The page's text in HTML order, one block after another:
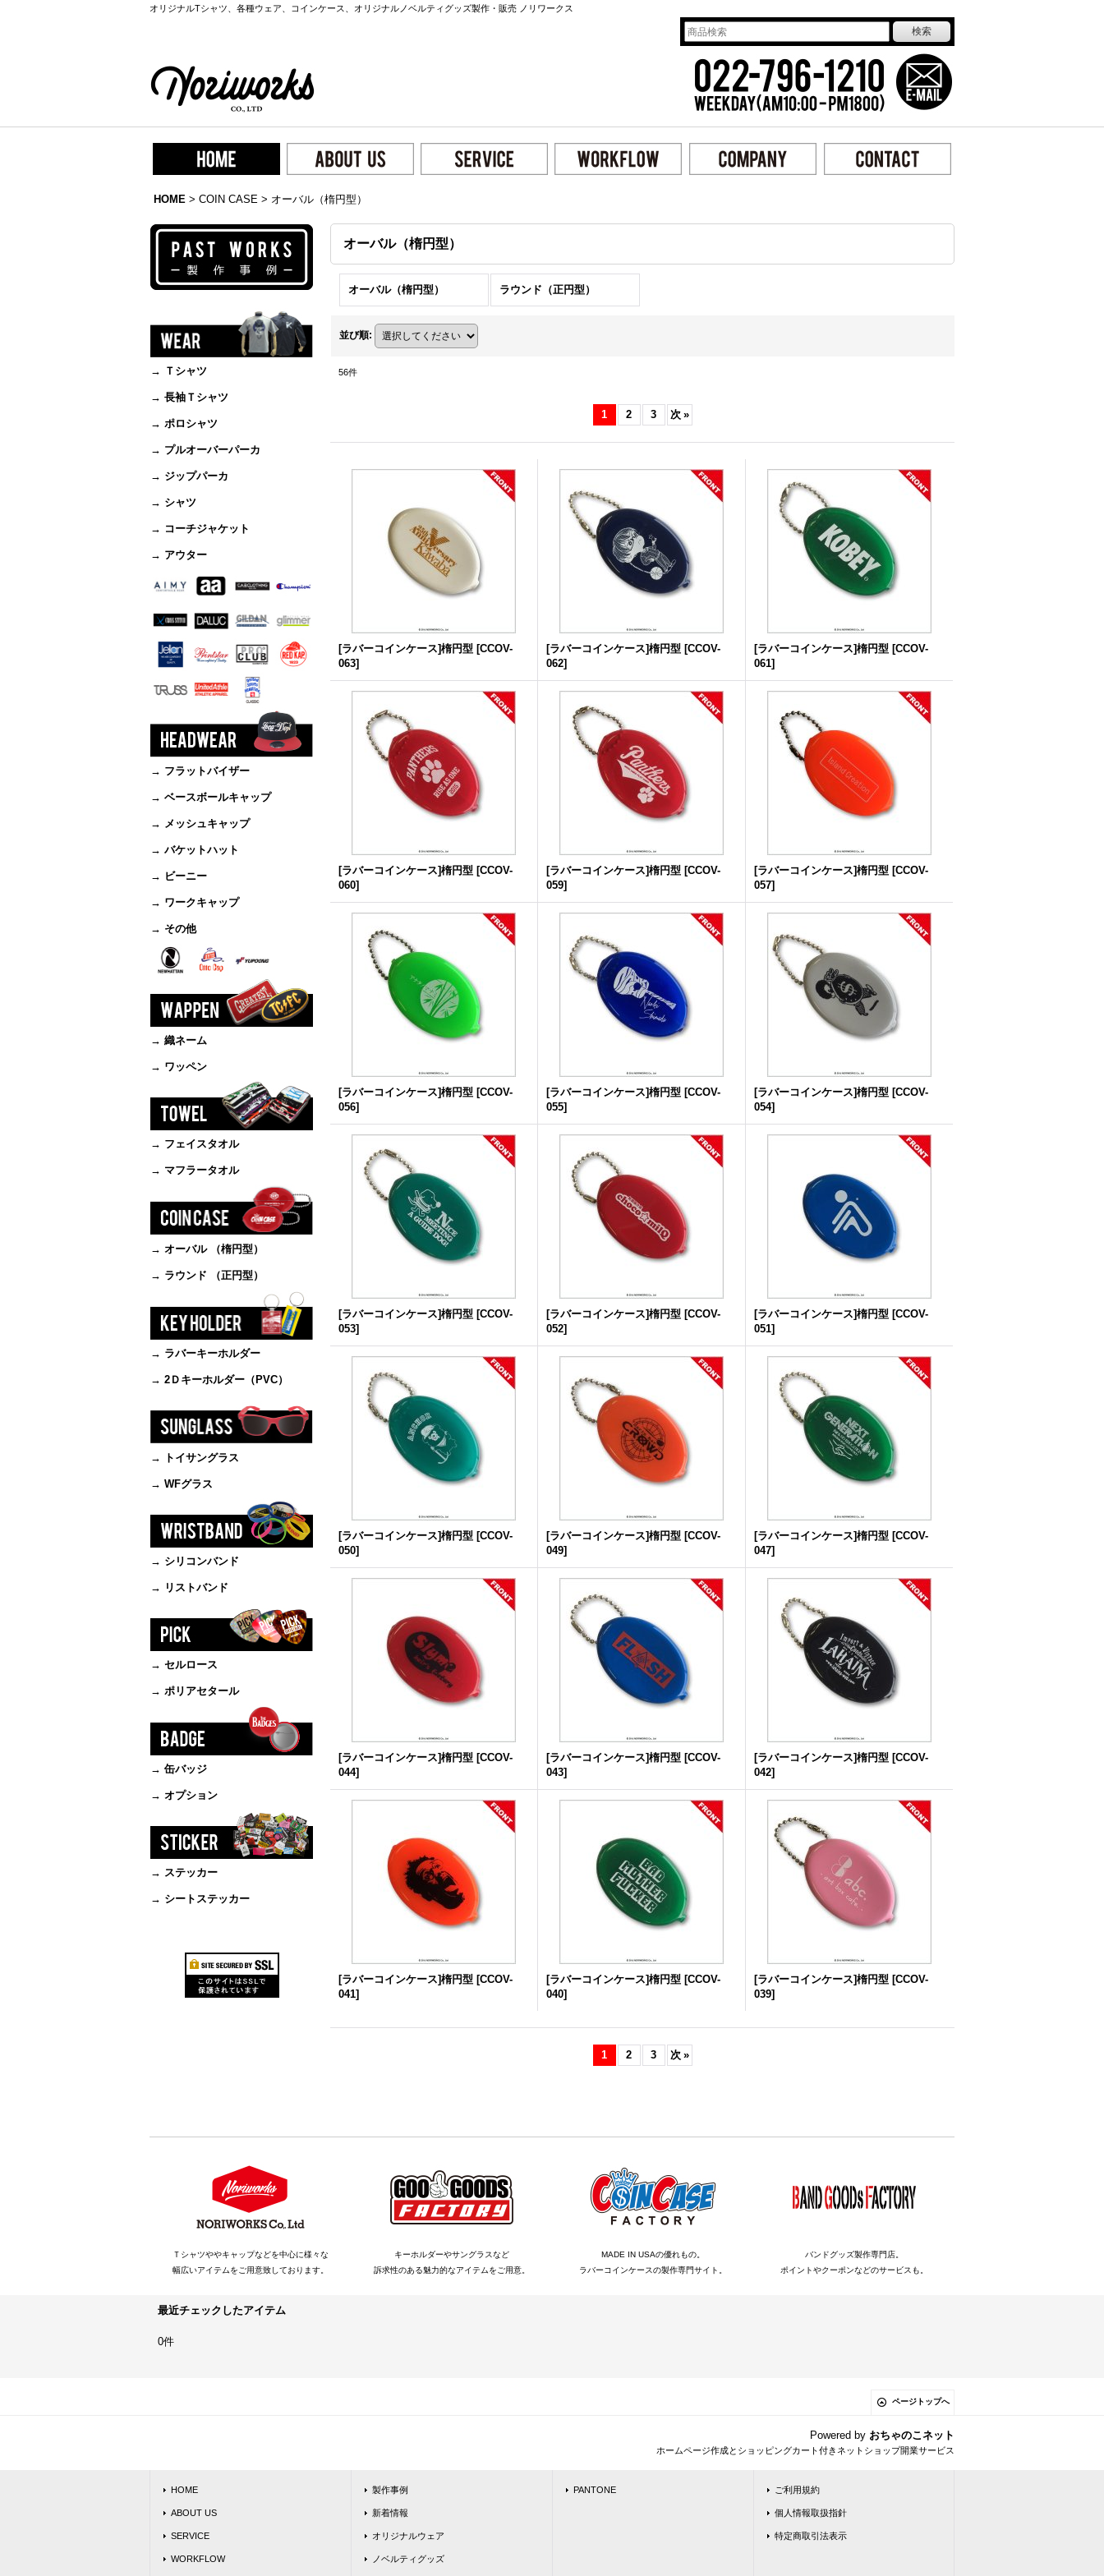
オリジナルTシャツ、各種ウェア、コインケース、オリジナルノベルティグッズ製作・販売 ノリワークス
HOME > COIN CASE > オーバル（楕円型）
→ Ｔシャツ
→ 長袖Ｔシャツ
→ ポロシャツ
→ プルオーバーパーカ
→ ジップパーカ
→ シャツ
→ コーチジャケット
→ アウター
→ フラットバイザー
→ ベースボールキャップ
→ メッシュキャップ
→ バケットハット
→ ビーニー
→ ワークキャップ
→ その他
→ 織ネーム
→ ワッペン
→ フェイスタオル
→ マフラータオル
→ オーバル （楕円型）
→ ラウンド （正円型）
→ ラバーキーホルダー
→ 2Ｄキーホルダー（PVC）
→ トイサングラス
→ WFグラス
→ シリコンバンド
→ リストバンド
→ セルロース
→ ポリアセタール
→ 缶バッジ
→ オプション
→ ステッカー
→ シートステッカー
オーバル（楕円型）
オーバル（楕円型） ラウンド（正円型）
並び順:
56件
1 2 3 次 »
[ラバーコインケース]楕円型 [CCOV-
063]
[ラバーコインケース]楕円型 [CCOV-
062]
[ラバーコインケース]楕円型 [CCOV-
061]
[ラバーコインケース]楕円型 [CCOV-
060]
[ラバーコインケース]楕円型 [CCOV-
059]
[ラバーコインケース]楕円型 [CCOV-
057]
[ラバーコインケース]楕円型 [CCOV-
056]
[ラバーコインケース]楕円型 [CCOV-
055]
[ラバーコインケース]楕円型 [CCOV-
054]
[ラバーコインケース]楕円型 [CCOV-
053]
[ラバーコインケース]楕円型 [CCOV-
052]
[ラバーコインケース]楕円型 [CCOV-
051]
[ラバーコインケース]楕円型 [CCOV-
050]
[ラバーコインケース]楕円型 [CCOV-
049]
[ラバーコインケース]楕円型 [CCOV-
047]
[ラバーコインケース]楕円型 [CCOV-
044]
[ラバーコインケース]楕円型 [CCOV-
043]
[ラバーコインケース]楕円型 [CCOV-
042]
[ラバーコインケース]楕円型 [CCOV-
041]
[ラバーコインケース]楕円型 [CCOV-
040]
[ラバーコインケース]楕円型 [CCOV-
039]
1 2 3 次 »
Ｔシャツややキャップなどを中心に様々な
幅広いアイテムをご用意致しております。
キーホルダーやサングラスなど
訴求性のある魅力的なアイテムをご用意。
MADE IN USAの優れもの。
ラバーコインケースの製作専門サイト。
バンドグッズ製作専門店。
ポイントやクーポンなどのサービスも。
最近チェックしたアイテム
0件
ページトップへ
Powered by おちゃのこネット
ホームページ作成とショッピングカート付きネットショップ開業サービス
HOME
ABOUT US
SERVICE
WORKFLOW
製作事例
新着情報
オリジナルウェア
ノベルティグッズ
PANTONE ご利用規約
個人情報取扱指針
特定商取引法表示